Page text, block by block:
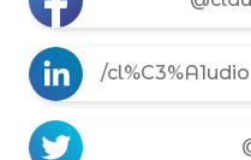
/